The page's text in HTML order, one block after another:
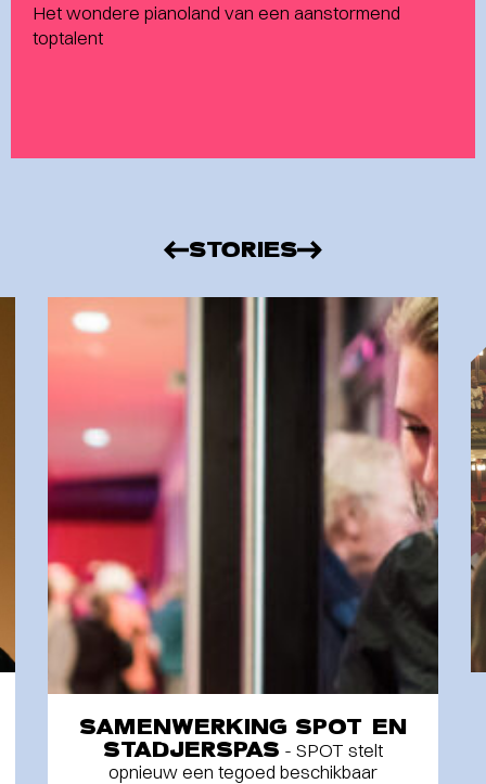
Het wondere pianoland van een aanstormend
toptalent
STORIES
SAMENWERKING SPOT EN
STADJERSPAS - SPOT stelt
opnieuw een tegoed beschikbaar